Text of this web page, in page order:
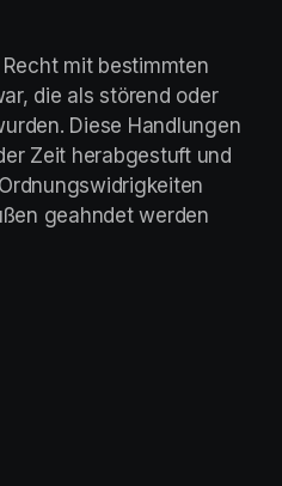
mit bestimmten
die als störend oder
Diese Handlungen
Zeit herabgestuft und
geahndet werden